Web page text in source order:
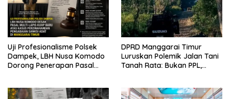
Uji Profesionalisme Polsek
Dampek, LBH Nusa Komodo
Dorong Penerapan Pasal
Pengabaian Sanksi Adat
DPRD Manggarai Timur
Luruskan Polemik Jalan Tani
Tanah Rata: Bukan PPL,